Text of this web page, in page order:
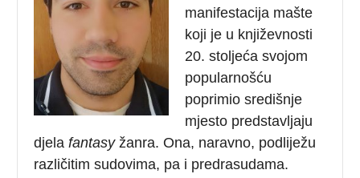
manifestacija mašte
koji je u književnosti
20. stoljeća svojom
popularnošću
poprimio središnje
mjesto predstavljaju
djelafantasyžanra. Ona, naravno, podliježu
različitim sudovima, pa i predrasudama.